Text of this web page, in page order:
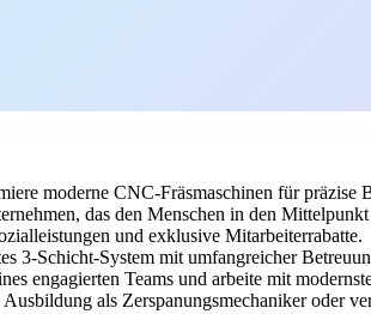
moderne CNC-Fräsmaschinen für präzise
das den Menschen in den
und exklusive Mitarbeiterrabatte.
3-Schicht-System mit umfangreicher
engagierten Teams und arbeite mit
Ausbildung als Zerspanungsmechaniker oder